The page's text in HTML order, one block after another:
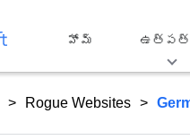
హోమ్
Rogue Websites